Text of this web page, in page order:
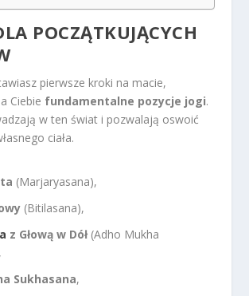
POCZĄTKUJĄCYCH
pierwsze kroki na macie,
Ciebie fundamentalne pozycje jogi.
w ten świat i pozwalają oswoić
ciała.
(Marjaryasana),
(Bitilasana),
z Głową w Dół(Adho Mukha
Sukhasana,